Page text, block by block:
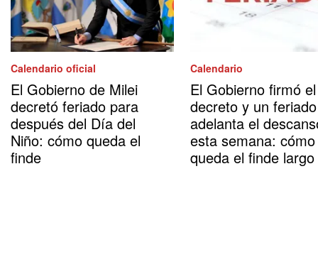
Calendario oficial
El Gobierno de Milei
decretó feriado para
después del Día del
Niño: cómo queda el
finde
Calendario
El Gobierno firmó el
decreto y un feriado
adelanta el
esta semana: cómo
queda el finde largo